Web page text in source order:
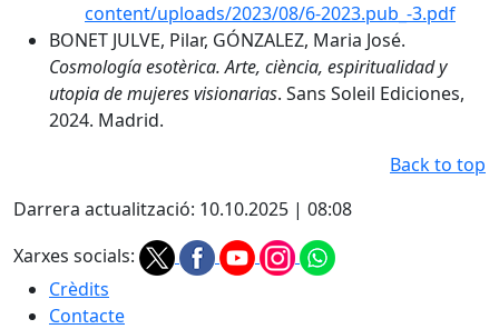
content/uploads/2023/08/6-2023.pub_-3.pdf
BONET JULVE, Pilar, GÓNZALEZ, Maria José.
Cosmología esotèrica. Arte, ciència, espiritualidad y
utopia de mujeres visionarias. Sans Soleil Ediciones,
2024. Madrid.
Back to top
Darrera actualització: 10.10.2025 | 08:08
Xarxes socials:
Crèdits
Contacte